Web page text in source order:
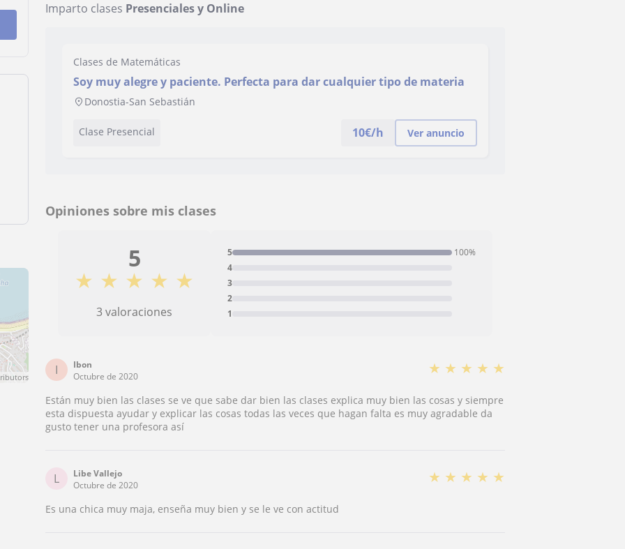
Imparto clases Presenciales y Online
Clases de Matemáticas
Soy muy alegre y paciente. Perfecta para dar cualquier tipo de materia
Donostia-San Sebastián
Clase Presencial 10€/h Ver anuncio
Opiniones sobre mis clases
5
★ ★ ★ ★ ★
3 valoraciones 1
2
3
4
5 100%
I
Ibon
Octubre de 2020
★ ★ ★ ★ ★
Están muy bien las clases se ve que sabe dar bien las clases explica muy bien las cosas y siempre
esta dispuesta ayudar y explicar las cosas todas las veces que hagan falta es muy agradable da
gusto tener una profesora así
L
Libe Vallejo
Octubre de 2020
★ ★ ★ ★ ★
Es una chica muy maja, enseña muy bien y se le ve con actitud